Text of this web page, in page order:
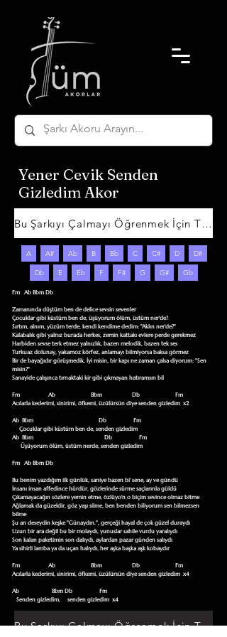
Yener Cevik Senden
Gizledim Akor
Bu Şarkıyı Çalmayı Öğrenmek İçin Tıklayın
A A# Ab B Bb C C# D D#
Db E Eb F F# G G# Gb
Fm   Ab Bbm Db
Zamanında düştüm ben de delice sevsin sevenler
Çocuklar gibi küstüm ben de, üşüyorum ölüm, üstüm ner'de?
Sırtım, alnım, yüzüm terde, kendi kendime dedim: "Aklın ner'de?"
Kalabalık gibi yalnız burada herkes, zemin kattakı evlere perde gerekmez
Harbiden sevse terk etmez yalnızlık, bazen melodik, bazen tek ses
Turkuaz dolunay, yakamoz körfez, anlamayı bilmiyorsa baksa görmez
Bir de bayağıdır görüşmedik. İyi misin, bir kapı ne zaman çalsa diyorum: "Sen
misin?"
Sanayide çalışınca tırnaktaki kir gibi çıkmayan hatıramsın bil
Fm                    Ab                         Bbm                     Db                         Fm
Acılarla kederimi, sinirimi, öfkemi, üzülürsün diye senden gizledim  x2
Ab  Bbm                                              Db                   Fm
Ab  Bbm                                                  Db                   Fm
Fm   Ab Bbm Db
Bu benim yazdığım ilk günlük, saniye bazen bi' sene, ay ve gündü
İnsanı insan affedince hürdür, gözlerinde sürme saçlarınla güldü
Çıkamayacağın sözlere yemin etme, özlüyo'n o biçim sevince olmaz bitme
Ağlamak da güzeldir, göz yaşı silme, ben benden biliyorum sen bilmezsen
bilme
Şu an deseydin keşke "Günaydın.", gerçeği hayal de çok güzel duraydı
Uzun bir ara değil bu bir molaydı, yunuslar sahile vurdu yaralıydı
Son kalan paketimin son dalıydı, aylardan pazar günden salıydı
Ya sihirli lamba ya da uçan halıydı, her aşka başka aşk kobaydır
Fm                    Ab                         Bbm                     Db                         Fm
Acılarla kederimi, sinirimi, öfkemi, üzülürsün diye senden gizledim  x4
Ab                       Bbm Db                   Fm
   Senden gizledim,     senden gizledim  x4
Bu Şarkıyı Çalmayı Öğrenmek İçin Tıklayın